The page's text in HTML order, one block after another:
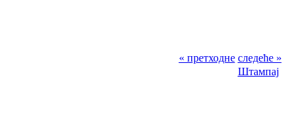
« претходне следеће »
Штампај